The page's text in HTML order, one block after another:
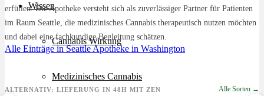
Wissen
Cannabis Wirkung
Medizinisches Cannabis
erfüllen. Die Apotheke versteht sich als zuverlässiger Partner für Patienten
im Raum Seattle, die medizinisches Cannabis therapeutisch nutzen möchten
und dabei eine fachkundige Begleitung schätzen.
Alle Einträge in SeattleApotheke in Washington
ALTERNATIV: LIEFERUNG IN 48H MIT ZEN Alle Sorten →